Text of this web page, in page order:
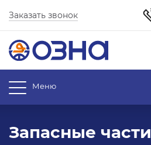
Заказать звонок
Меню
Запасные части